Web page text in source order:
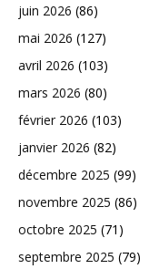
juin 2026 (86)
mai 2026 (127)
avril 2026 (103)
mars 2026 (80)
février 2026 (103)
janvier 2026 (82)
décembre 2025 (99)
novembre 2025 (86)
octobre 2025 (71)
septembre 2025 (79)